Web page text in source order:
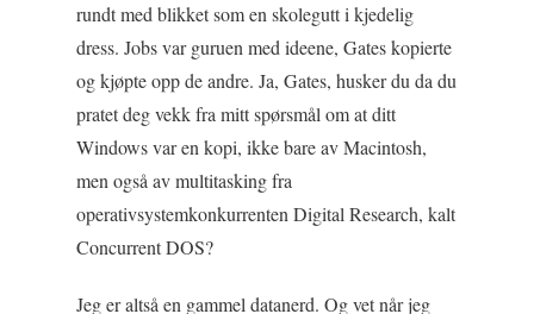
rundt med blikket som en skolegutt i kjedelig
dress. Jobs var guruen med ideene, Gates kopierte
og kjøpte opp de andre. Ja, Gates, husker du da du
pratet deg vekk fra mitt spørsmål om at ditt
Windows var en kopi, ikke bare av Macintosh,
men også av multitasking fra
operativsystemkonkurrenten Digital Research, kalt
Concurrent DOS?
Jeg er altså en gammel datanerd. Og vet når jeg